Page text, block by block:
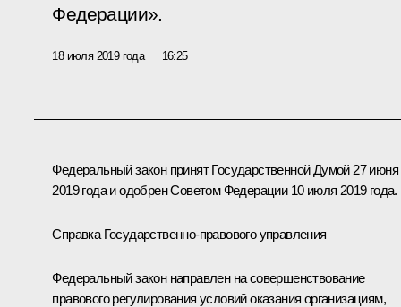
Федерации».
18 июля 2019 года 16:25
Федеральный закон принят Государственной Думой 27 июня
2019 года и одобрен Советом Федерации 10 июля 2019 года.
Справка Государственно-правового управления
Федеральный закон направлен на совершенствование
правового регулирования условий оказания организациям,